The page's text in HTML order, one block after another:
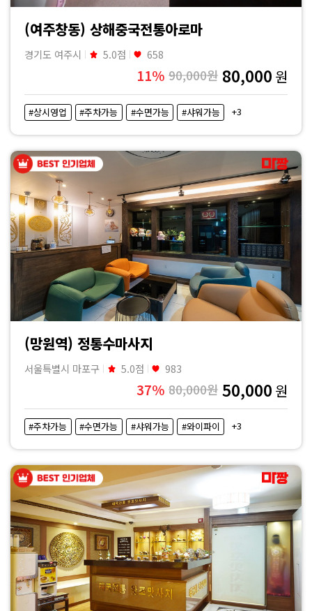
(여주창동) 상해중국전통아로마
경기도 여주시 5.0점 658
11% 90,000원 80,000 원
#상시영업 #주차가능 #수면가능 #샤워가능 +3
(망원역) 정통수마사지
서울특별시 마포구 5.0점 983
37% 80,000원 50,000 원
#주차가능 #수면가능 #샤워가능 #와이파이 +3